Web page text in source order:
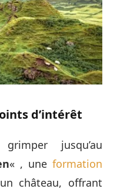
d’intérêt
jusqu’au
« , uneformation
château, offrant